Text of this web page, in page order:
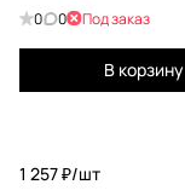
0 0 Под заказ
В корзину
1 257 ₽/шт